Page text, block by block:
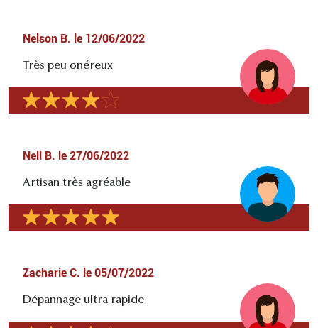
Nelson B. le 12/06/2022
Très peu onéreux
Nell B. le 27/06/2022
Artisan très agréable
Zacharie C. le 05/07/2022
Dépannage ultra rapide